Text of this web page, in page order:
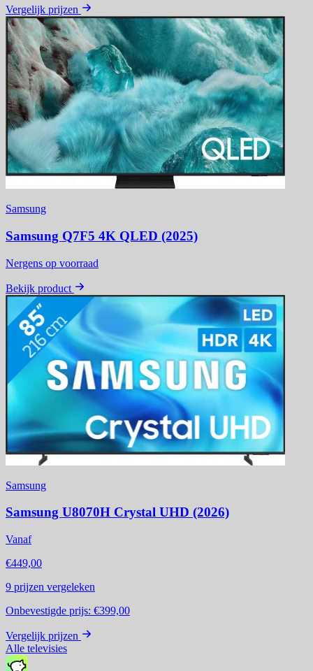
Vergelijk prijzen
Samsung
Samsung Q7F5 4K QLED (2025)
Nergens op voorraad
Bekijk product
Samsung
Samsung U8070H Crystal UHD (2026)
Vanaf
€449,00
9 prijzen vergeleken
Onbevestigde prijs: €399,00
Vergelijk prijzen
Alle televisies